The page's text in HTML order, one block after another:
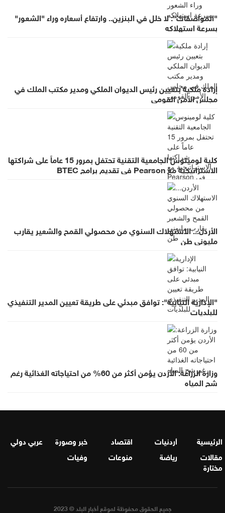
"المواصفات": لا خلل في البنزين.. وارتفاع أسعاره وراء "الشعور"
بسرعة استهلاكه
إرادة ملكية بتعيين رئيس الديوان الملكي ومدير مكتب الملك في
مجلس الأمن القومي
كلية لومينوس الجامعية التقنية تحتفل بمرور 15 عاماً على شراكتها
الاستراتيجية مع Pearson في تقديم برامج BTEC
الأردن... الاستهلاك السنوي من محصولي القمح والشعير يقارب
مليوني طن
"الإدارية النيابية": توافق مبدئي على طريقة تعيين المدير التنفيذي
للبلديات
وزارة الزراعة: الأردن يؤمن أكثر من 60% من احتياجاته الغذائية رغم
شح المياه
الرئيسية أردنيات اقتصاد خبر وصورة
عربي دولي
مقالات
مختارة
رياضة منوعات وفيات
جميع الحقوق محفوظة لموقع أخبار البلد © 2023